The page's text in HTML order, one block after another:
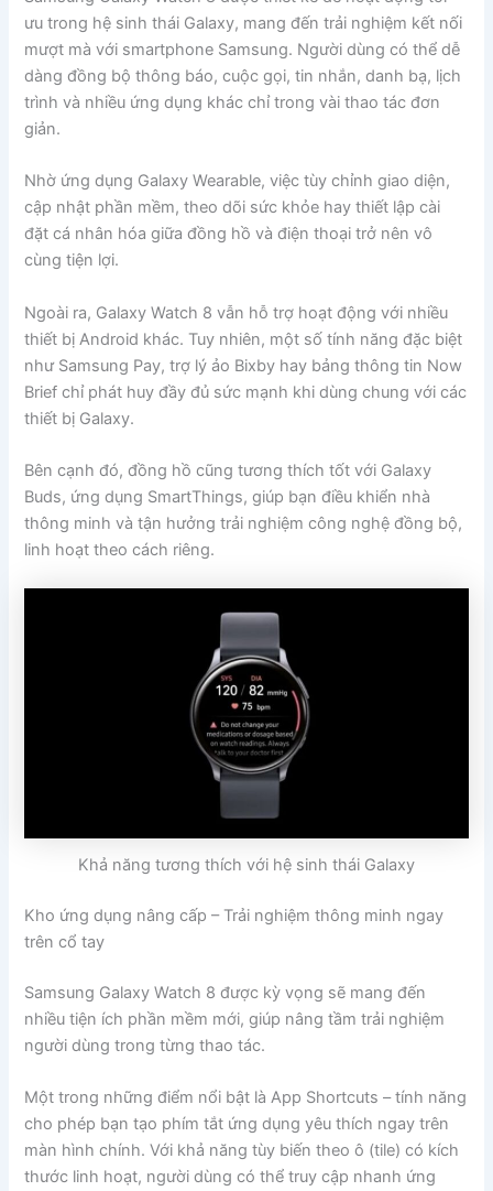
ưu trong hệ sinh thái Galaxy, mang đến trải nghiệm kết nối
mượt mà với smartphone Samsung. Người dùng có thể dễ
dàng đồng bộ thông báo, cuộc gọi, tin nhắn, danh bạ, lịch
trình và nhiều ứng dụng khác chỉ trong vài thao tác đơn
giản.
Nhờ ứng dụng Galaxy Wearable, việc tùy chỉnh giao diện,
cập nhật phần mềm, theo dõi sức khỏe hay thiết lập cài
đặt cá nhân hóa giữa đồng hồ và điện thoại trở nên vô
cùng tiện lợi.
Ngoài ra, Galaxy Watch 8 vẫn hỗ trợ hoạt động với nhiều
thiết bị Android khác. Tuy nhiên, một số tính năng đặc biệt
như Samsung Pay, trợ lý ảo Bixby hay bảng thông tin Now
Brief chỉ phát huy đầy đủ sức mạnh khi dùng chung với các
thiết bị Galaxy.
Bên cạnh đó, đồng hồ cũng tương thích tốt với Galaxy
Buds, ứng dụng SmartThings, giúp bạn điều khiển nhà
thông minh và tận hưởng trải nghiệm công nghệ đồng bộ,
linh hoạt theo cách riêng.
Khả năng tương thích với hệ sinh thái Galaxy
Kho ứng dụng nâng cấp – Trải nghiệm thông minh ngay
trên cổ tay
Samsung Galaxy Watch 8 được kỳ vọng sẽ mang đến
nhiều tiện ích phần mềm mới, giúp nâng tầm trải nghiệm
người dùng trong từng thao tác.
Một trong những điểm nổi bật là App Shortcuts – tính năng
cho phép bạn tạo phím tắt ứng dụng yêu thích ngay trên
màn hình chính. Với khả năng tùy biến theo ô (tile) có kích
thước linh hoạt, người dùng có thể truy cập nhanh ứng